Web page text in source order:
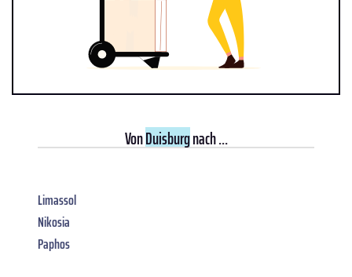
VonDuisburgnach ...
Limassol
Nikosia
Paphos